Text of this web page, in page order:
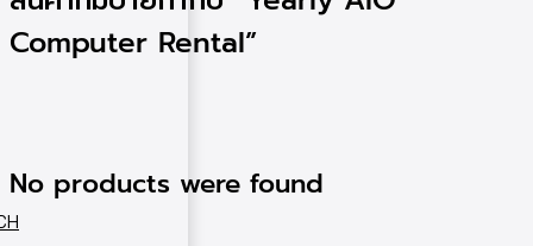
Computer Rental”
No products were found